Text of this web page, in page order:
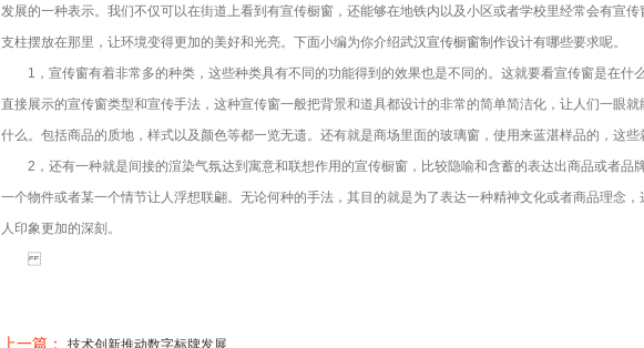
发展的一种表示。我们不仅可以在街道上看到有宣传橱窗，还能够在地铁内以及小区或者学校里经常会有宣
支柱摆放在那里，让环境变得更加的美好和光亮。下面小编为你介绍武汉宣传橱窗制作设计有哪些要求呢。
1，宣传窗有着非常多的种类，这些种类具有不同的功能得到的效果也是不同的。这就要看宣传窗是在什
直接展示的宣传窗类型和宣传手法，这种宣传窗一般把背景和道具都设计的非常的简单简洁化，让人们一眼
什么。包括商品的质地，样式以及颜色等都一览无遗。还有就是商场里面的玻璃窗，使用来蓝湛样品的，这些
2，还有一种就是间接的渲染气氛达到寓意和联想作用的宣传橱窗，比较隐喻和含蓄的表达出商品或者品
一个物件或者某一个情节让人浮想联翩。无论何种的手法，其目的就是为了表达一种精神文化或者商品理念
人印象更加的深刻。
上一篇： 技术创新推动数字标牌发展